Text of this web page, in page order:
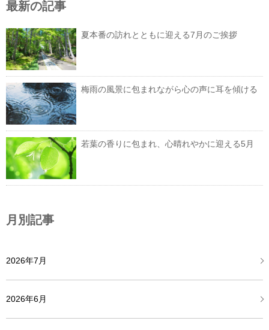
最新の記事
夏本番の訪れとともに迎える7月のご挨拶
梅雨の風景に包まれながら心の声に耳を傾ける
若葉の香りに包まれ、心晴れやかに迎える5月
月別記事
2026年7月
2026年6月